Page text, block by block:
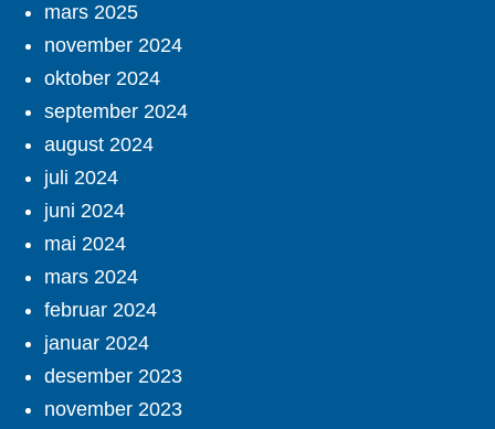
mars 2025
november 2024
oktober 2024
september 2024
august 2024
juli 2024
juni 2024
mai 2024
mars 2024
februar 2024
januar 2024
desember 2023
november 2023